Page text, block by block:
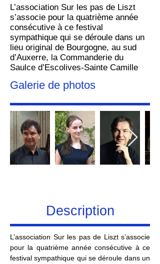
L’association Sur les pas de Liszt
s’associe pour la quatrième année
consécutive à ce festival
sympathique qui se déroule dans un
lieu original de Bourgogne, au sud
d’Auxerre, la Commanderie du
Saulce d’Escolives-Sainte Camille
Galerie de photos
Description
L’association Sur les pas de Liszt s’associe
pour la quatrième année consécutive à ce
festival sympathique qui se déroule dans un